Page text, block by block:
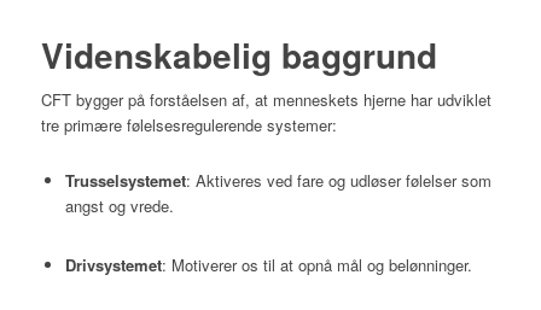
Videnskabelig baggrund
CFT bygger på forståelsen af, at menneskets hjerne har udviklet
tre primære følelsesregulerende systemer:
Trusselsystemet: Aktiveres ved fare og udløser følelser som
angst og vrede.
Drivsystemet: Motiverer os til at opnå mål og belønninger.